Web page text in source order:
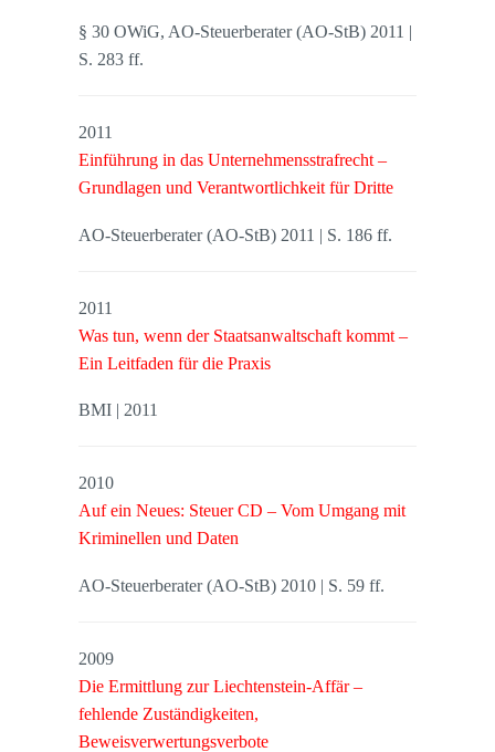
§ 30 OWiG, AO-Steuerberater (AO-StB) 2011 |
S. 283 ff.
2011
Einführung in das Unternehmensstrafrecht –
Grundlagen und Verantwortlichkeit für Dritte
AO-Steuerberater (AO-StB) 2011 | S. 186 ff.
2011
Was tun, wenn der Staatsanwaltschaft kommt –
Ein Leitfaden für die Praxis
BMI | 2011
2010
Auf ein Neues: Steuer CD – Vom Umgang mit
Kriminellen und Daten
AO-Steuerberater (AO-StB) 2010 | S. 59 ff.
2009
Die Ermittlung zur Liechtenstein-Affär –
fehlende Zuständigkeiten,
Beweisverwertungsverbote